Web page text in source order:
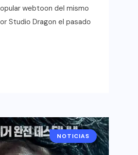
webtoon del mismo
Studio Dragon el pasado
DRAMAS
NOTICIAS